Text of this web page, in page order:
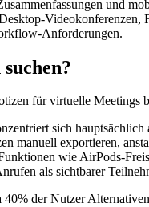
und
Anforderungen.
für virtuelle
sich
manuell exportieren,
wie AirPods-
als sichtbarer
der Nutzer